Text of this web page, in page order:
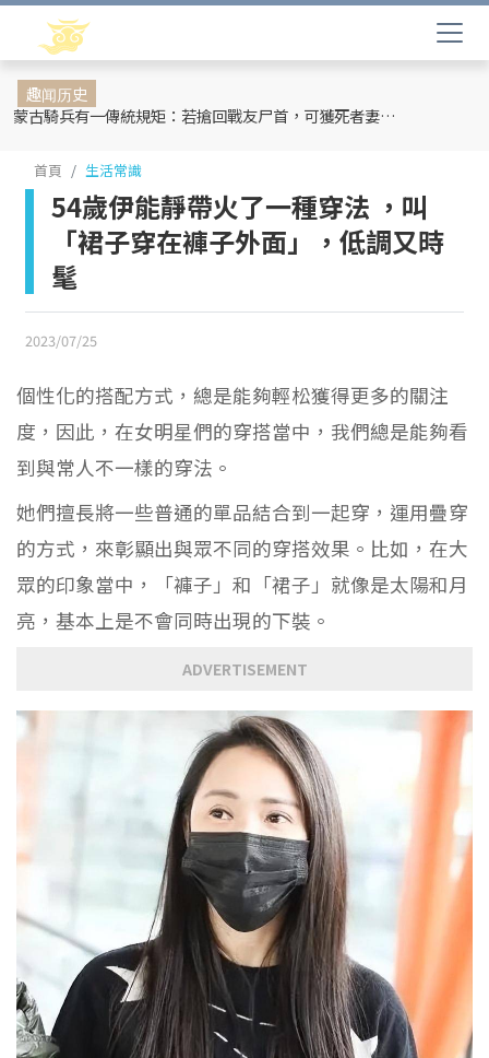
趣闻历史
蒙古騎兵有一傳統規矩：若搶回戰友尸首，可獲死者妻妾和全部牲畜
首頁 生活常識
54歲伊能靜帶火了一種穿法 ，叫
「裙子穿在褲子外面」，低調又時
髦
2023/07/25
個性化的搭配方式，總是能夠輕松獲得更多的關注
度，因此，在女明星們的穿搭當中，我們總是能夠看
到與常人不一樣的穿法。
她們擅長將一些普通的單品結合到一起穿，運用疊穿
的方式，來彰顯出與眾不同的穿搭效果。比如，在大
眾的印象當中，「褲子」和「裙子」就像是太陽和月
亮，基本上是不會同時出現的下裝。
ADVERTISEMENT